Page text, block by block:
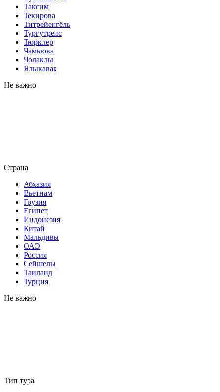
Таксим
Текирова
Титрейенгёль
Тургутреис
Тюрклер
Чамьюва
Чолаклы
Ялыкавак
Не важно
Страна
Абхазия
Вьетнам
Грузия
Египет
Индонезия
Китай
Мальдивы
ОАЭ
Россия
Сейшелы
Таиланд
Турция
Не важно
Тип тура